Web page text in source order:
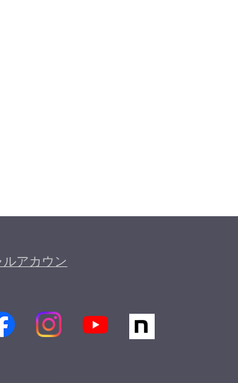
アカウン